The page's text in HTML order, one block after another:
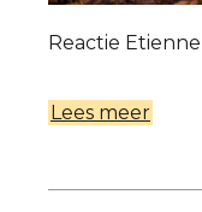
Reactie
Lees meer